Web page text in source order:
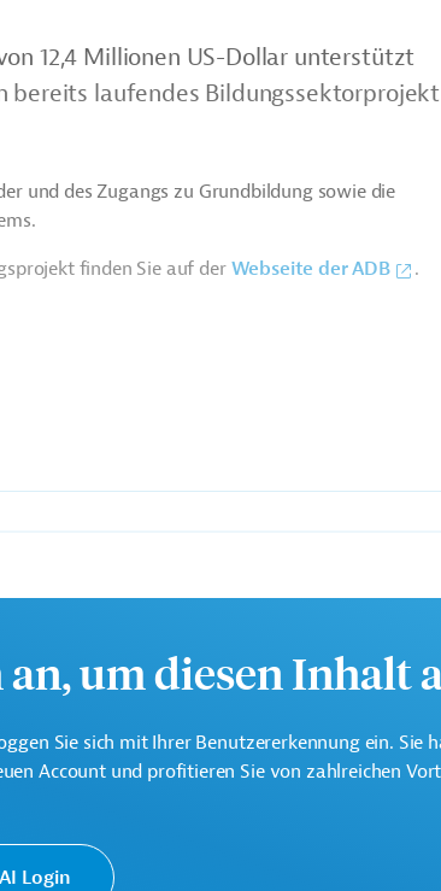
12,4 Millionen US-Dollar unterstützt
bereits laufendes
und des Zugangs zu Grundbildung sowie die
finden Sie auf derWebseite der ADB
.
an, um diesen Inhalt
Sie sich mit Ihrer Benutzererkennung ein. Sie
Account und profitieren Sie von zahlreichen
Login